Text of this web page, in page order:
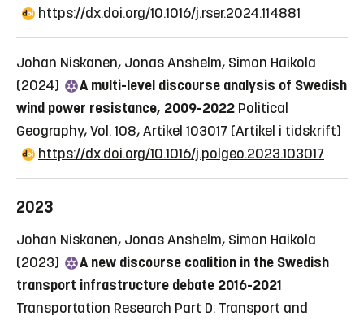
https://dx.doi.org/10.1016/j.rser.2024.114881
Johan Niskanen, Jonas Anshelm, Simon Haikola
(2024)
A multi-level discourse analysis of Swedish
wind power resistance, 2009-2022 Political
Geography, Vol. 108, Artikel 103017 (Artikel i tidskrift)
https://dx.doi.org/10.1016/j.polgeo.2023.103017
2023
Johan Niskanen, Jonas Anshelm, Simon Haikola
(2023)
A new discourse coalition in the Swedish
transport infrastructure debate 2016-2021
Transportation Research Part D: Transport and